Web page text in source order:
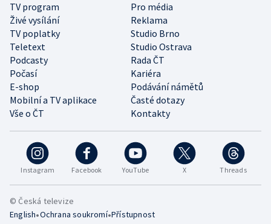
Instagram Facebook YouTube X Threads
TV program
Pro média
Živé vysílání
Reklama
TV poplatky
Studio Brno
Teletext
Studio Ostrava
Podcasty
Rada ČT
Počasí
Kariéra
E-shop
Podávání námětů
Mobilní a TV aplikace
Časté dotazy
Vše o ČT
Kontakty
© Česká televize
English•Ochrana soukromí•Přístupnost